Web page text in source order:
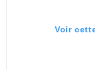
Voir